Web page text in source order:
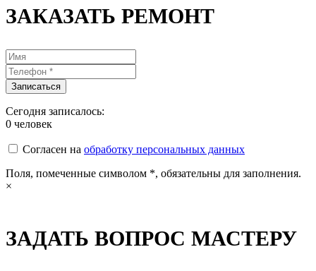
ЗАКАЗАТЬ РЕМОНТ
Сегодня записалось:
0 человек
Согласен на обработку персональных данных
Поля, помеченные символом *, обязательны для заполнения.
×
ЗАДАТЬ ВОПРОС МАСТЕРУ